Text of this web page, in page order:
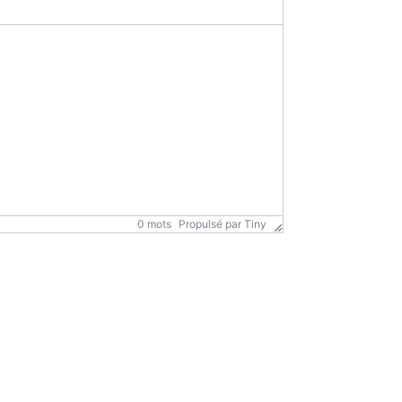
0 mots Propulsé par Tiny